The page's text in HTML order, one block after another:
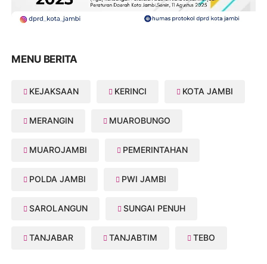
MENU BERITA
KEJAKSAAN KERINCI KOTA JAMBI
MERANGIN MUAROBUNGO
MUAROJAMBI PEMERINTAHAN
POLDA JAMBI PWI JAMBI
SAROLANGUN SUNGAI PENUH
TANJABAR TANJABTIM TEBO